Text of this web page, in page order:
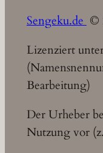
Sengeku.de ©
Lizenziert
Bearbeitung)
Der Urheber
Nutzung vor